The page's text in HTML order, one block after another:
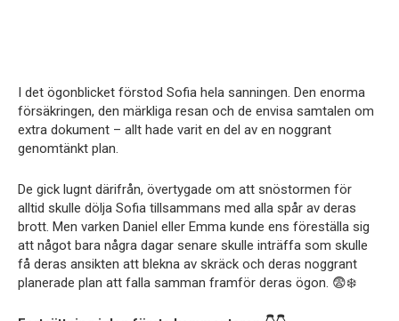
I det ögonblicket förstod Sofia hela sanningen. Den enorma
försäkringen, den märkliga resan och de envisa samtalen om
extra dokument – allt hade varit en del av en noggrant
genomtänkt plan.
De gick lugnt därifrån, övertygade om att snöstormen för
alltid skulle dölja Sofia tillsammans med alla spår av deras
brott. Men varken Daniel eller Emma kunde ens föreställa sig
att något bara några dagar senare skulle inträffa som skulle
få deras ansikten att blekna av skräck och deras noggrant
planerade plan att falla samman framför deras ögon. 😨❄️